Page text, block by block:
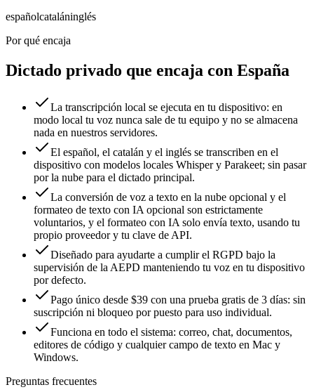
españolcataláninglés
Por qué encaja
Dictado privado que encaja con España
La transcripción local se ejecuta en tu dispositivo: en
modo local tu voz nunca sale de tu equipo y no se almacena
nada en nuestros servidores.
El español, el catalán y el inglés se transcriben en el
dispositivo con modelos locales Whisper y Parakeet; sin pasar
por la nube para el dictado principal.
La conversión de voz a texto en la nube opcional y el
formateo de texto con IA opcional son estrictamente
voluntarios, y el formateo con IA solo envía texto, usando tu
propio proveedor y tu clave de API.
Diseñado para ayudarte a cumplir el RGPD bajo la
supervisión de la AEPD manteniendo tu voz en tu dispositivo
por defecto.
Pago único desde $39 con una prueba gratis de 3 días: sin
suscripción ni bloqueo por puesto para uso individual.
Funciona en todo el sistema: correo, chat, documentos,
editores de código y cualquier campo de texto en Mac y
Windows.
Preguntas frecuentes